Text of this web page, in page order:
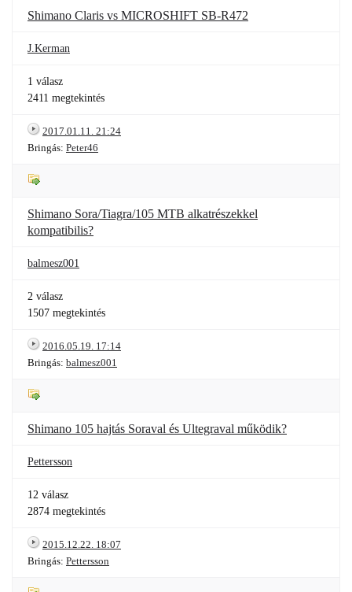
Shimano Claris vs MICROSHIFT SB-R472
J.Kerman
1 válasz
2411 megtekintés
2017.01.11. 21:24
Bringás: Peter46
Shimano Sora/Tiagra/105 MTB alkatrészekkel
kompatibilis?
balmesz001
2 válasz
1507 megtekintés
2016.05.19. 17:14
Bringás: balmesz001
Shimano 105 hajtás Soraval és Ultegraval működik?
Pettersson
12 válasz
2874 megtekintés
2015.12.22. 18:07
Bringás: Pettersson